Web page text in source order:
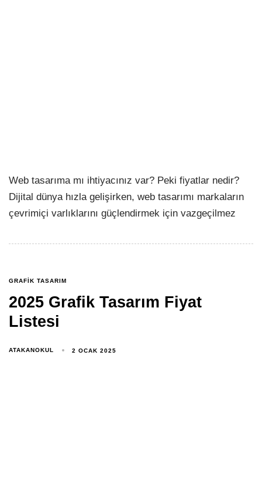
Web tasarıma mı ihtiyacınız var? Peki fiyatlar nedir?
Dijital dünya hızla gelişirken, web tasarımı markaların
çevrimiçi varlıklarını güçlendirmek için vazgeçilmez
GRAFIK TASARIM
2025 Grafik Tasarım Fiyat
Listesi
ATAKANOKUL 2 OCAK 2025